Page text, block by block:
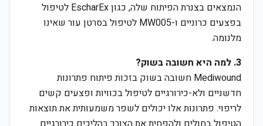
הנמצאים בצנרת הפיתוח שלה, כגון EscharEx לטיפול
בפצעים כרוניים ו-MW005 לטיפול בסרטן עור שאינו
מלנומה.
3. למה היא חשובה בשוק?
Mediwound חשובה בשוק בזכות פיתוח פתרונות
חדשניים ולא-כירורגיים לטיפול בכוויות ופצעים קשים
לריפוי. פתרונות אלו יכולים לשפר משמעותית את תוצאות